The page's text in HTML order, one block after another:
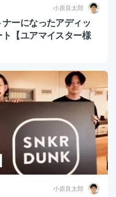
小原良太郎
ーになったアディッ
【ユアマイスター様
小原良太郎